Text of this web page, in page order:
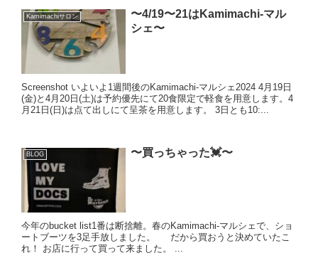
Kamimachiサロン
〜4/19〜21はKamimachi-マル
シェ〜
Screenshot いよいよ1週間後のKamimachi-マルシェ2024 4月19日
(金)と4月20日(土)は予約優先にて20食限定で軽食を用意します。4
月21日(日)は点て出しにて呈茶を用意します。 3日とも10:...
BLOG 〜買っちゃった💓〜
今年のbucket list1番は断捨離。春のKamimachi-マルシェで、ショ
ートブーツを3足手放しました。 だから買おうと決めていたこ
れ！ お店に行って買って来ました。 ...